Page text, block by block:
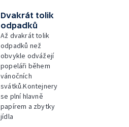
Dvakrát tolik
odpadků
Až dvakrát tolik
odpadků než
obvykle odvážejí
popeláři během
vánočních
svátků.Kontejnery
se plní hlavně
papírem a zbytky
jídla